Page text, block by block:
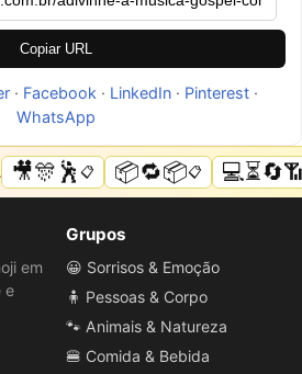
Copiar URL
· Facebook · LinkedIn· Pinterest·
WhatsApp
🎥🎊🕺📋 📦🔁📦📋
em
e
Grupos
😀 Sorrisos & Emoção
🧍 Pessoas & Corpo
🐾 Animais & Natureza
🍔 Comida & Bebida